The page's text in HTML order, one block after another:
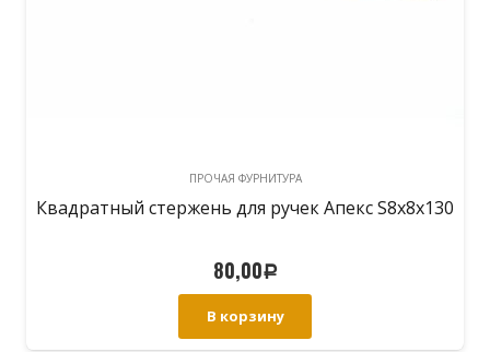
ПРОЧАЯ ФУРНИТУРА
Квадратный стержень для ручек Апекс S8х8х130
80,00Р
В корзину